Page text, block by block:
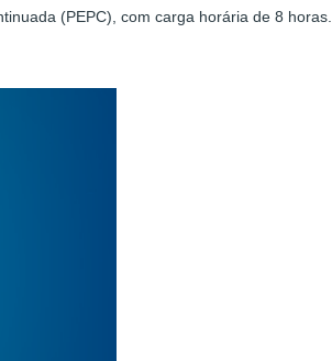
(PEPC), com carga horária de 8 horas.